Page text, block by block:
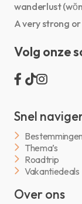
wanderlust
A very strong
Volg onze
Snel
Bestemmingen
Thema’s
Roadtrip
Vakantiedeals
Over ons